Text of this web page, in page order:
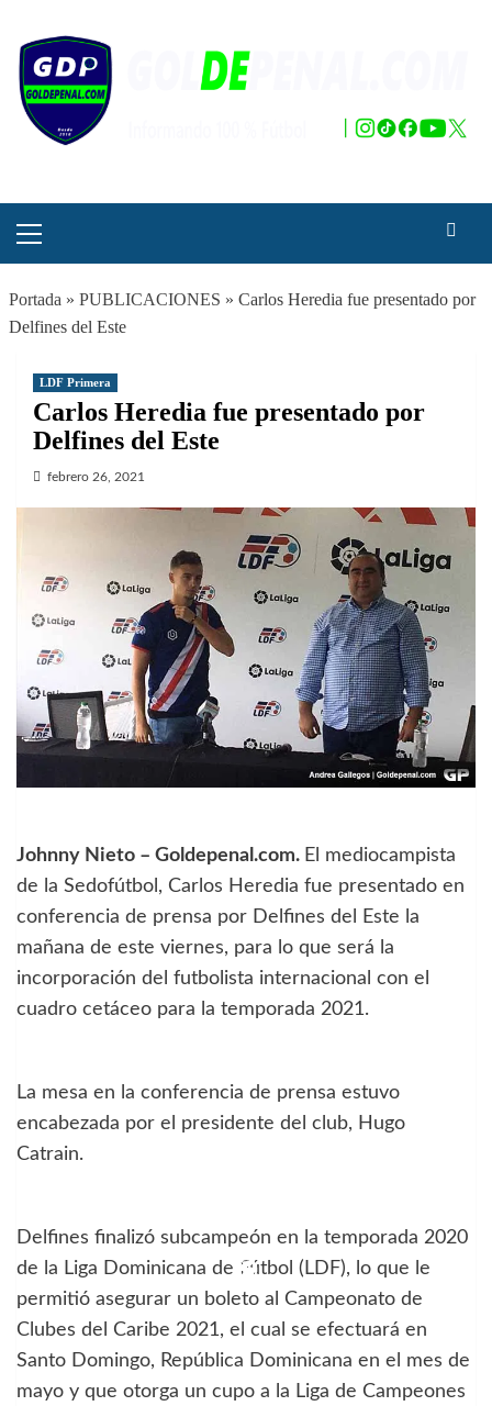
contenido
principal
Portada » PUBLICACIONES » Carlos Heredia fue presentado por
Delfines del Este
LDF Primera
Carlos Heredia fue presentado por
Delfines del Este
febrero 26, 2021
Johnny Nieto – Goldepenal.com. El mediocampista
de la Sedofútbol, Carlos Heredia fue presentado en
conferencia de prensa por Delfines del Este la
mañana de este viernes, para lo que será la
incorporación del futbolista internacional con el
cuadro cetáceo para la temporada 2021.
La mesa en la conferencia de prensa estuvo
encabezada por el presidente del club, Hugo
Catrain.
Delfines finalizó subcampeón en la temporada 2020
de la Liga Dominicana de Fútbol (LDF), lo que le
permitió asegurar un boleto al Campeonato de
Clubes del Caribe 2021, el cual se efectuará en
Santo Domingo, República Dominicana en el mes de
mayo y que otorga un cupo a la Liga de Campeones